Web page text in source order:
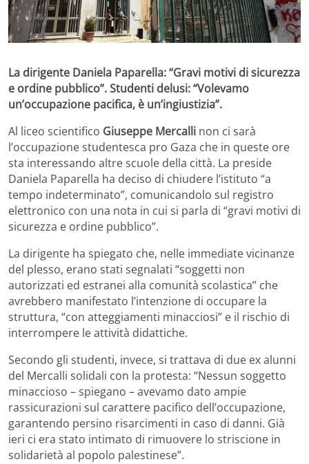
La dirigente Daniela Paparella: “Gravi motivi di sicurezza
e ordine pubblico”. Studenti delusi: “Volevamo
un’occupazione pacifica, è un’ingiustizia”.
Al liceo scientifico Giuseppe Mercalli non ci sarà
l’occupazione studentesca pro Gaza che in queste ore
sta interessando altre scuole della città. La preside
Daniela Paparella ha deciso di chiudere l’istituto “a
tempo indeterminato”, comunicandolo sul registro
elettronico con una nota in cui si parla di “gravi motivi di
sicurezza e ordine pubblico”.
La dirigente ha spiegato che, nelle immediate vicinanze
del plesso, erano stati segnalati “soggetti non
autorizzati ed estranei alla comunità scolastica” che
avrebbero manifestato l’intenzione di occupare la
struttura, “con atteggiamenti minacciosi” e il rischio di
interrompere le attività didattiche.
Secondo gli studenti, invece, si trattava di due ex alunni
del Mercalli solidali con la protesta: “Nessun soggetto
minaccioso – spiegano – avevamo dato ampie
rassicurazioni sul carattere pacifico dell’occupazione,
garantendo persino risarcimenti in caso di danni. Già
ieri ci era stato intimato di rimuovere lo striscione in
solidarietà al popolo palestinese”.